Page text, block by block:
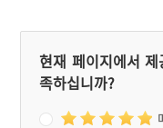
현재 페이지에서
족하십니까?